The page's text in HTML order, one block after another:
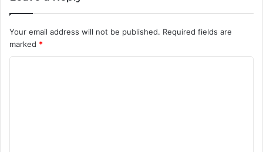
Your email address will not be published. Required fields are
marked *